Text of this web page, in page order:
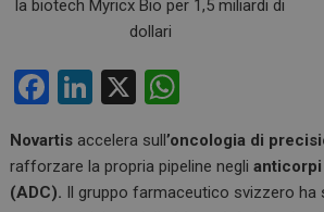
F
ce
b
Li
ke
dI
X
at
s
Novartis accelera sull’oncologia di
rafforzare la propria pipeline negli
(ADC). Il gruppo farmaceutico svizzero ha